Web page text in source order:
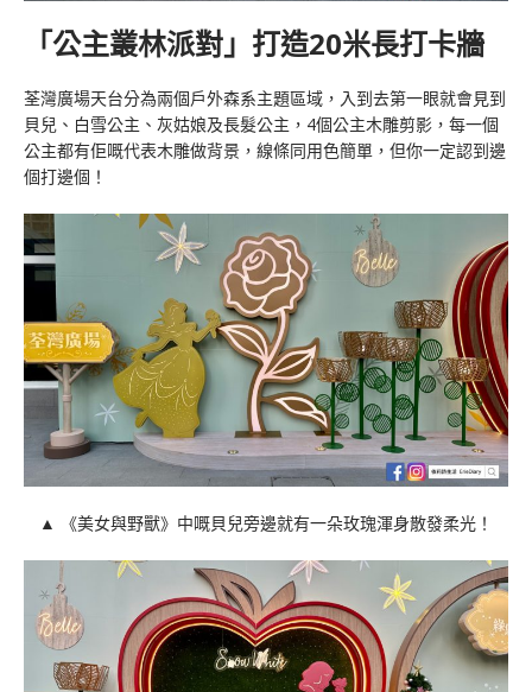
「公主叢林派對」打造20米長打卡牆
荃灣廣場天台分為兩個戶外森系主題區域，入到去第一眼就會見到
貝兒、白雪公主、灰姑娘及長髮公主， 4個公主木雕剪影，每一個
公主都有佢嘅代表木雕做背景，線條同用色簡單，但你一定認到邊
個打邊個！
▲ 《美女與野獸》中嘅貝兒旁邊就有一朵玫瑰渾身散發柔光！